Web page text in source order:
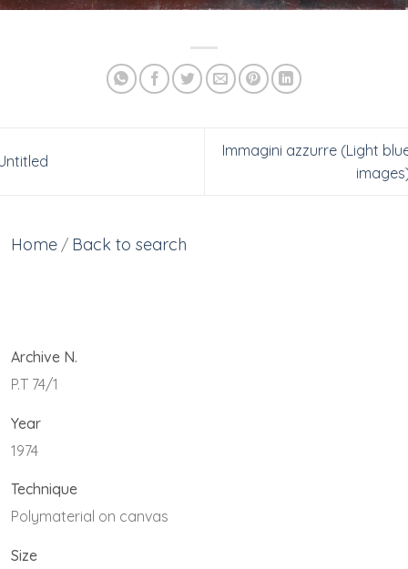
Immagini azzurre (Light
Home / Back to search
Archive N.
P.T 74/1
Year
1974
Technique
Polymaterial on canvas
Size